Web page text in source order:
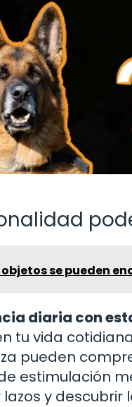
objetos se pueden
diaria con
tu vida
pueden
estimulación
y descubrir